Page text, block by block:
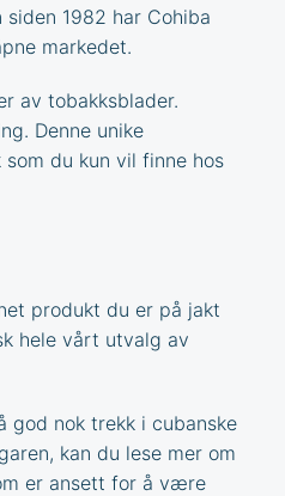
1982 har Cohiba
markedet.
av tobakksblader.
Denne unike
du kun vil finne hos
produkt du er på jakt
hele vårt utvalg av
god nok trekk i cubanske
kan du lese mer om
er ansett for å være